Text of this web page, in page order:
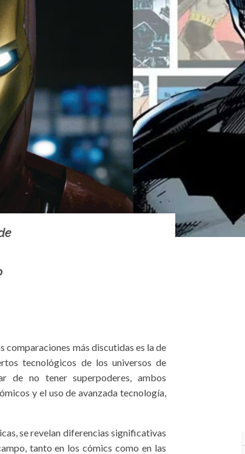
comparaciones más discutidas es la de
tecnológicos de los universos de
de no tener superpoderes, ambos
y el uso de avanzada tecnología,
se revelan diferencias significativas
tanto en los cómics como en las